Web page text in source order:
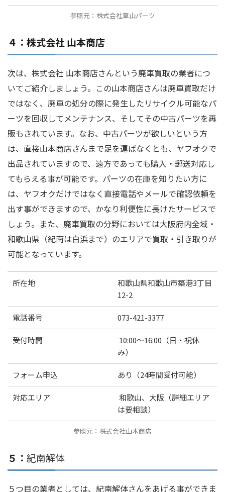
参照元：株式会社草山パーツ
４：株式会社 山本商店
次は、株式会社 山本商店さんという廃車買取の業者につ
いてご紹介しましょう。この山本商店さんは廃車買取だけ
ではなく、廃車の処分の際に発生したリサイクル可能なパ
ーツを回収してメンテナンス、そしてその中古パーツを再
販もされています。なお、中古パーツが欲しいという方
は、直接山本商店さんまで足を運ばなくとも、ヤフオクで
出品されていますので、遠方であっても購入・郵送対応し
てもらえる事が可能です。パーツの在庫を知りたい方に
は、ヤフオクだけではなく直接電話やメールで確認依頼を
出す事ができますので、かなり利便性に長けたサービスで
しょう。また、廃車買取の分野においては大阪府内全域・
和歌山県（紀南は白浜まで）のエリアで買取・引き取りが
可能となっています。
所在地
和歌山県和歌山市築港3丁目
12-2
電話番号 073-421-3377
受付時間
10:00〜16:00（日・祝休
み）
フォーム申込 あり（24時間受付可能）
対応エリア
和歌山、大阪（詳細エリア
は要相談）
参照元：株式会社山本商店
５： 紀南解体
５つ目の業者としては、紀南解体さんをあげる事ができま